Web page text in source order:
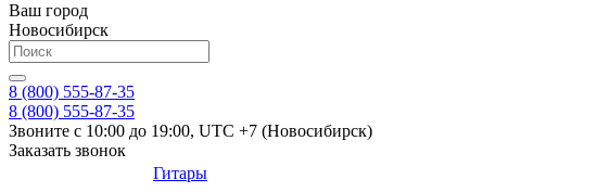
Ваш город
Новосибирск
8 (800) 555-87-35
8 (800) 555-87-35
Звоните с 10:00 до 19:00, UTC +7 (Новосибирск)
Заказать звонок
Гитары